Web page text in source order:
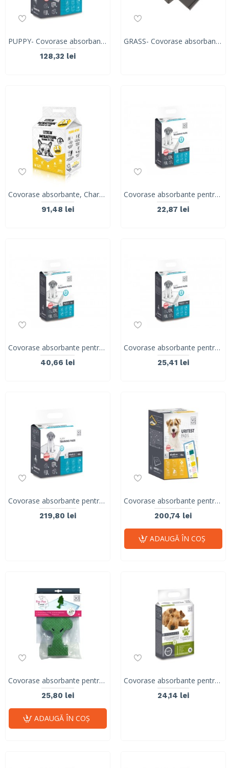
PUPPY- Covorase absorbante pentru catelusi- pachet 50 buc 10167501
128,32 lei
GRASS- Covorase absorbante pentru caini, cu tava suport din plastic 10123299
Covorase absorbante, Charcoal, Antibacterial, 60 x 90 cm, 72h, 25 BUC
91,48 lei
Covorase absorbante pentru catelusi, PUPPY M-PETS, 90 x 60 cm, 15 buc
22,87 lei
Covorase absorbante pentru catelusi, PUPPY M-PETS, 60 x 60 cm, 15 buc
40,66 lei
Covorase absorbante pentru catelusi, PUPPY M-PETS, 45 x 60 cm, 15 buc
25,41 lei
Covorase absorbante pentru catelusi 100 buc 10167401
219,80 lei
Covorase absorbante pentru caini, cu strips, URITEST M-PETS, 60 x 60, pachet 15 buc
200,74 lei
ADAUGĂ ÎN COŞ
Covorase absorbante pentru caini, cu copacel pop-up, TREE M-PETS, 12,6 x 24,5 cm
25,80 lei
ADAUGĂ ÎN COŞ
Covorase absorbante pentru caini, CALM DOWN-, 45x 60 cm, 15 buc
24,14 lei